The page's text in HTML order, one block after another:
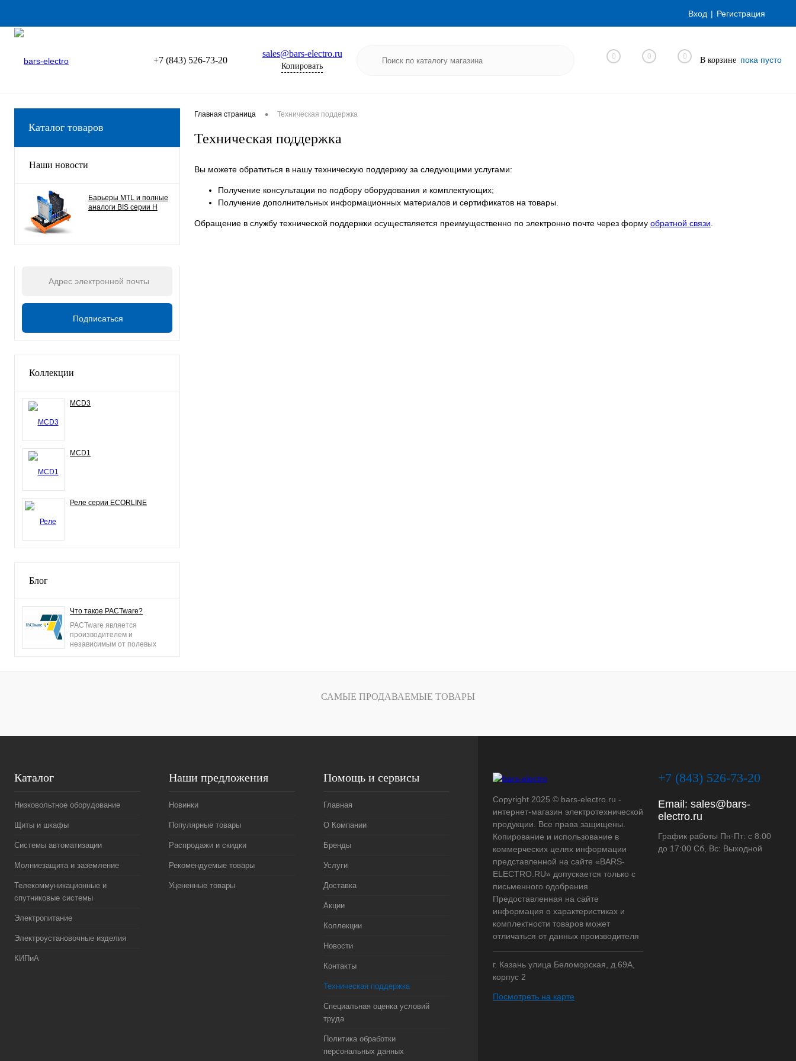
Вход Регистрация
+7 (843) 526-73-20
sales@bars-electro.ru
Копировать
0 0 0 В корзине пока пусто
Каталог товаров
Наши новости
Барьеры MTL и полные
аналоги BIS серии H
Коллекции
MCD3
MCD1
Реле серии ECORLINE
Блог
Что такое PACTware?
PACTware является
производителем и
независимым от полевых
обеспечением для всех
Главная страница • Техническая поддержка
Техническая поддержка
Вы можете обратиться в нашу техническую поддержку за следующими услугами:
Получение консультации по подбору оборудования и комплектующих;
Получение дополнительных информационных материалов и сертификатов на товары.
Обращение в службу технической поддержки осуществляется преимущественно по электронно почте через форму обратной связи.
САМЫЕ ПРОДАВАЕМЫЕ ТОВАРЫ
Каталог
Низковольтное оборудование
Щиты и шкафы
Системы автоматизации
Молниезащита и заземление
Телекоммуникационные и
спутниковые системы
Электропитание
Электроустановочные изделия
КИПиА
Наши предложения
Новинки
Популярные товары
Распродажи и скидки
Рекомендуемые товары
Уцененные товары
Помощь и сервисы
Главная
О Компании
Бренды
Услуги
Доставка
Акции
Коллекции
Новости
Контакты
Техническая поддержка
Специальная оценка условий
труда
Политика обработки
персональных данных
Copyright 2025 © bars-electro.ru -
интернет-магазин электротехнической
продукции. Все права защищены.
Копирование и использование в
коммерческих целях информации
представленной на сайте «BARS-
ELECTRO.RU» допускается только с
письменного одобрения.
Предоставленная на сайте
информация о характеристиках и
комплектности товаров может
отличаться от данных производителя
г. Казань улица Беломорская, д.69А,
корпус 2
Посмотреть на карте
+7 (843) 526-73-20
Email: sales@bars-
electro.ru
График работы Пн-Пт: с 8:00
до 17:00 Сб, Вс: Выходной